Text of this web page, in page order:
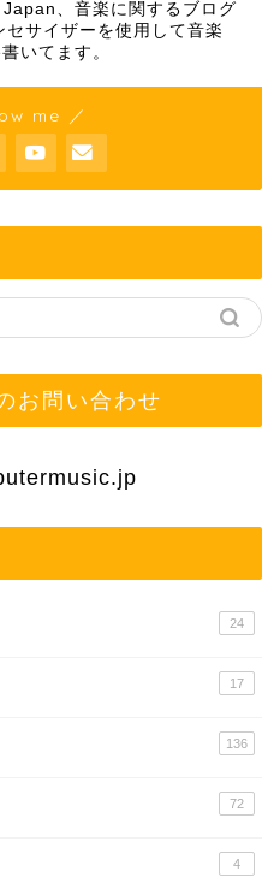
、音楽に関するブログ
サイザーを使用して音楽
書いてます。
me ／
お問い合わせ
24
17
136
72
4